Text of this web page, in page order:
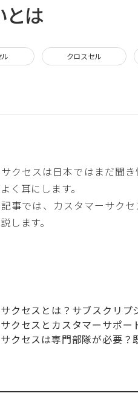
とは
クロスセル
クセスは日本ではまだ聞
く耳にします。
事では、カスタマーサク
します。
クセスとは？サブスクリ
クセスとカスタマーサポー
クセスは専門部隊が必要